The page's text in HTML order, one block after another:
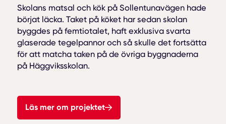
Skolans matsal och kök på Sollentunavägen hade
börjat läcka. Taket på köket har sedan skolan
byggdes på femtiotalet, haft exklusiva svarta
glaserade tegelpannor och så skulle det fortsätta
för att matcha taken på de övriga byggnaderna
på Häggviksskolan.
Läs mer om projektet